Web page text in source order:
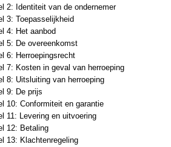
2: Identiteit van de ondernemer
3: Toepasselijkheid
4: Het aanbod
5: De overeenkomst
6: Herroepingsrecht
7: Kosten in geval van herroeping
8: Uitsluiting van herroeping
9: De prijs
10: Conformiteit en garantie
11: Levering en uitvoering
12: Betaling
13: Klachtenregeling